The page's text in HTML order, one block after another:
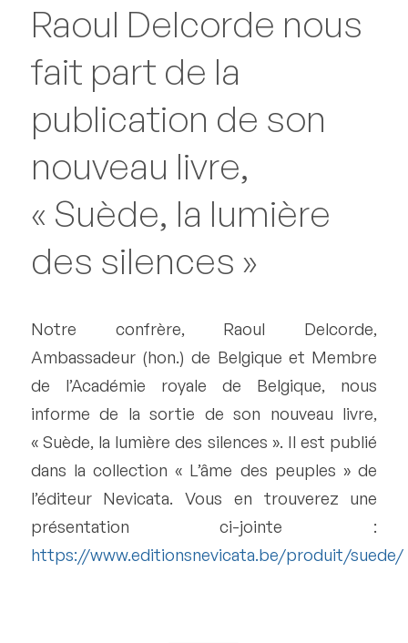
Raoul Delcorde nous
fait part de la
publication de son
nouveau livre,
« Suède, la lumière
des silences »
Notre confrère, Raoul Delcorde,
Ambassadeur (hon.) de Belgique et Membre
de l’Académie royale de Belgique, nous
informe de la sortie de son nouveau livre,
« Suède, la lumière des silences ». Il est publié
dans la collection « L’âme des peuples » de
l’éditeur Nevicata. Vous en trouverez une
présentation ci-jointe :
https://www.editionsnevicata.be/produit/suede/